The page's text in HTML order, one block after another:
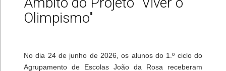
Olimpismo"
No dia 24 de junho de 2026, os alunos do 1.º ciclo do
Agrupamento de Escolas João da Rosa receberam